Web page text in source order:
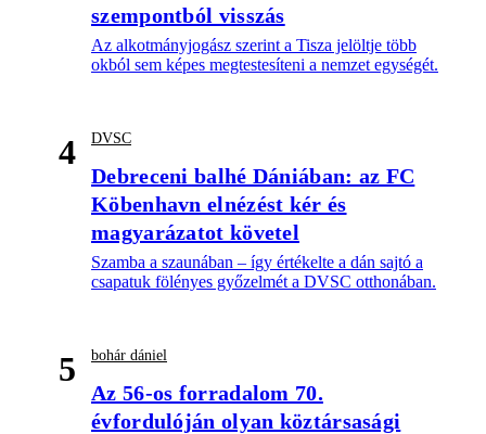
szempontból visszás
Az alkotmányjogász szerint a Tisza jelöltje több
okból sem képes megtestesíteni a nemzet egységét.
4 DVSC
Debreceni balhé Dániában: az FC
Köbenhavn elnézést kér és
magyarázatot követel
Szamba a szaunában – így értékelte a dán sajtó a
csapatuk fölényes győzelmét a DVSC otthonában.
5 bohár dániel
Az 56-os forradalom 70.
évfordulóján olyan köztársasági